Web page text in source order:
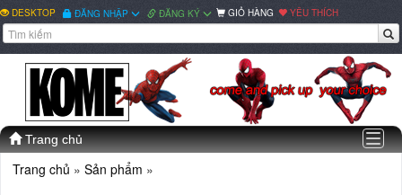
DESKTOP ĐĂNG NHẬP ĐĂNG KÝ GIỎ HÀNG YÊU THÍCH
Trang chủ
Trang chủ » Sản phẩm »